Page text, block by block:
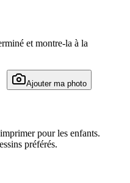
et montre-la à la
Ajouter ma photo
pour les enfants.
préférés.